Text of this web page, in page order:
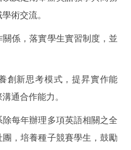
術交流。
係，落實學生實習制度，並
創新思考模式，提昇實作能
通合作能力。
每年辦理多項英語相關之全
，培養種子競賽學生，鼓勵